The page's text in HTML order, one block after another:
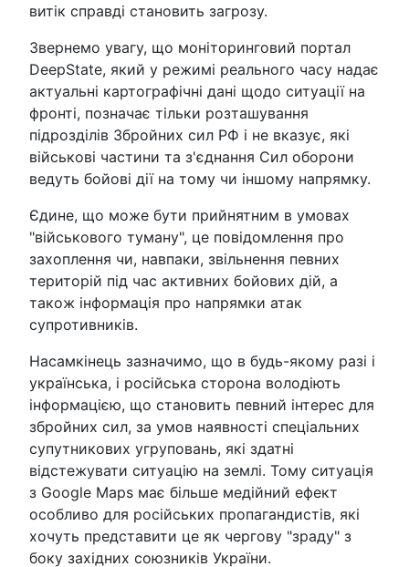
витік справді становить загрозу.
Звернемо увагу, що моніторинговий портал
DeepState, який у режимі реального часу надає
актуальні картографічні дані щодо ситуації на
фронті, позначає тільки розташування
підрозділів Збройних сил РФ і не вказує, які
військові частини та з'єднання Сил оборони
ведуть бойові дії на тому чи іншому напрямку.
Єдине, що може бути прийнятним в умовах
"військового туману", це повідомлення про
захоплення чи, навпаки, звільнення певних
територій під час активних бойових дій, а
також інформація про напрямки атак
супротивників.
Насамкінець зазначимо, що в будь-якому разі і
українська, і російська сторона володіють
інформацією, що становить певний інтерес для
збройних сил, за умов наявності спеціальних
супутникових угруповань, які здатні
відстежувати ситуацію на землі. Тому ситуація
з Google Maps має більше медійний ефект
особливо для російських пропагандистів, які
хочуть представити це як чергову "зраду" з
боку західних союзників України.